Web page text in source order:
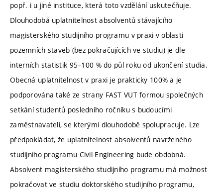
popř. i u jiné instituce, která toto vzdělání uskutečňuje.
Dlouhodobá uplatnitelnost absolventů stávajícího
magisterského studijního programu v praxi v oblasti
pozemních staveb (bez pokračujících ve studiu) je dle
interních statistik 95–100 % do půl roku od ukončení studia.
Obecná uplatnitelnost v praxi je prakticky 100% a je
podporována také ze strany FAST VUT formou společných
setkání studentů posledního ročníku s budoucími
zaměstnavateli, se kterými dlouhodobě spolupracuje. Lze
předpokládat, že uplatnitelnost absolventů navrženého
studijního programu Civil Engineering bude obdobná.
Absolvent magisterského studijního programu má možnost
pokračovat ve studiu doktorského studijního programu,